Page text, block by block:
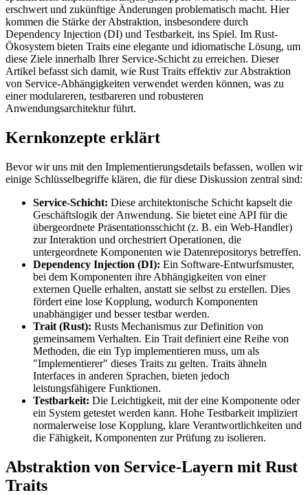
erschwert und zukünftige Änderungen problematisch macht. Hier
kommen die Stärke der Abstraktion, insbesondere durch
Dependency Injection (DI) und Testbarkeit, ins Spiel. Im Rust-
Ökosystem bieten Traits eine elegante und idiomatische Lösung, um
diese Ziele innerhalb Ihrer Service-Schicht zu erreichen. Dieser
Artikel befasst sich damit, wie Rust Traits effektiv zur Abstraktion
von Service-Abhängigkeiten verwendet werden können, was zu
einer modulareren, testbareren und robusteren
Anwendungsarchitektur führt.
Kernkonzepte erklärt
Bevor wir uns mit den Implementierungsdetails befassen, wollen wir
einige Schlüsselbegriffe klären, die für diese Diskussion zentral sind:
Service-Schicht: Diese architektonische Schicht kapselt die
Geschäftslogik der Anwendung. Sie bietet eine API für die
übergeordnete Präsentationsschicht (z. B. ein Web-Handler)
zur Interaktion und orchestriert Operationen, die
untergeordnete Komponenten wie Datenrepositorys betreffen.
Dependency Injection (DI): Ein Software-Entwurfsmuster,
bei dem Komponenten ihre Abhängigkeiten von einer
externen Quelle erhalten, anstatt sie selbst zu erstellen. Dies
fördert eine lose Kopplung, wodurch Komponenten
unabhängiger und besser testbar werden.
Trait (Rust): Rusts Mechanismus zur Definition von
gemeinsamem Verhalten. Ein Trait definiert eine Reihe von
Methoden, die ein Typ implementieren muss, um als
"Implementierer" dieses Traits zu gelten. Traits ähneln
Interfaces in anderen Sprachen, bieten jedoch
leistungsfähigere Funktionen.
Testbarkeit: Die Leichtigkeit, mit der eine Komponente oder
ein System getestet werden kann. Hohe Testbarkeit impliziert
normalerweise lose Kopplung, klare Verantwortlichkeiten und
die Fähigkeit, Komponenten zur Prüfung zu isolieren.
Abstraktion von Service-Layern mit Rust
Traits